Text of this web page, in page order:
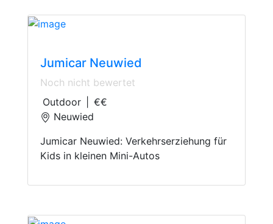
Jumicar Neuwied
Noch nicht bewertet
Outdoor
€€
Neuwied
Jumicar Neuwied: Verkehrserziehung für
Kids in kleinen Mini-Autos